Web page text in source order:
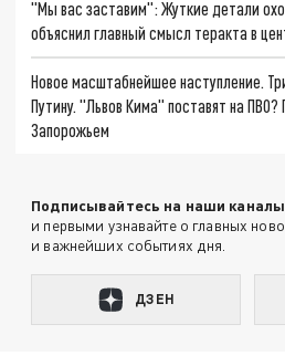
"Мы вас заставим": Жуткие детали
объяснил главный смысл теракта в
Новое масштабнейшее наступление.
Путину. "Львов Кима" поставят на
Запорожьем
Подписывайтесь на наши каналы
и первыми узнавайте о главных
и важнейших событиях дня.
ДЗЕН